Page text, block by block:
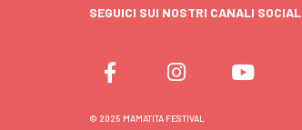
SEGUICI SUI NOSTRI CANALI SOCIAL
© 2025 MAMATITA FESTIVAL